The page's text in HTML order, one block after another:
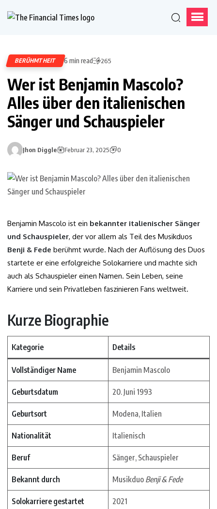
BERÜHMTHEIT 6 min read 265
Wer ist Benjamin Mascolo?
Alles über den italienischen
Sänger und Schauspieler
Jhon Diggle Februar 23, 2025 0
Benjamin Mascolo ist ein bekannter italienischer Sänger
und Schauspieler, der vor allem als Teil des Musikduos
Benji & Fede berühmt wurde. Nach der Auflösung des Duos
startete er eine erfolgreiche Solokarriere und machte sich
auch als Schauspieler einen Namen. Sein Leben, seine
Karriere und sein Privatleben faszinieren Fans weltweit.
Kurze Biographie
Kategorie Details
Vollständiger Name Benjamin Mascolo
Geburtsdatum 20. Juni 1993
Geburtsort Modena, Italien
Nationalität Italienisch
Beruf Sänger, Schauspieler
Bekannt durch Musikduo Benji & Fede
Solokarriere gestartet 2021